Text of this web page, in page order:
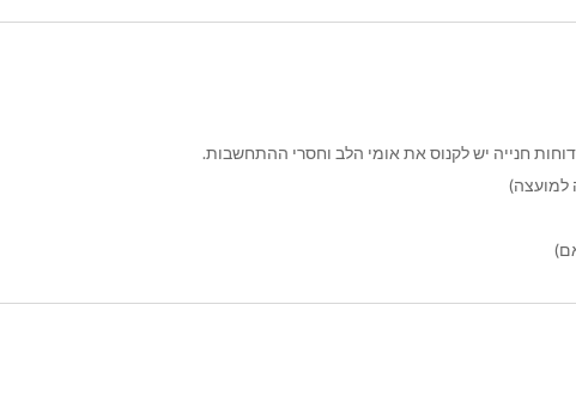
דוחות חנייה יש לקנוס את אומי הלב וחסרי ההתחשבות.
למועצה)